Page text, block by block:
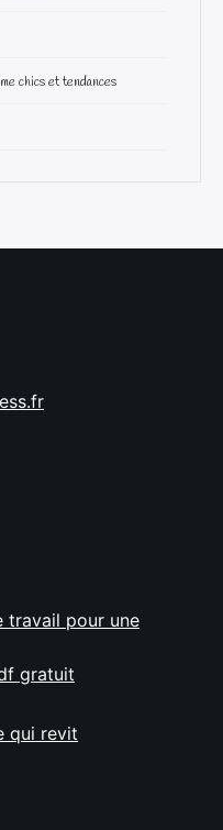
chics et tendances
travail pour une
gratuit
qui revit